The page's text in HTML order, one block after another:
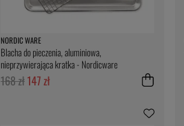
NORDIC WARE
Blacha do pieczenia, aluminiowa,
nieprzywierająca kratka - Nordicware
168 zł147 zł